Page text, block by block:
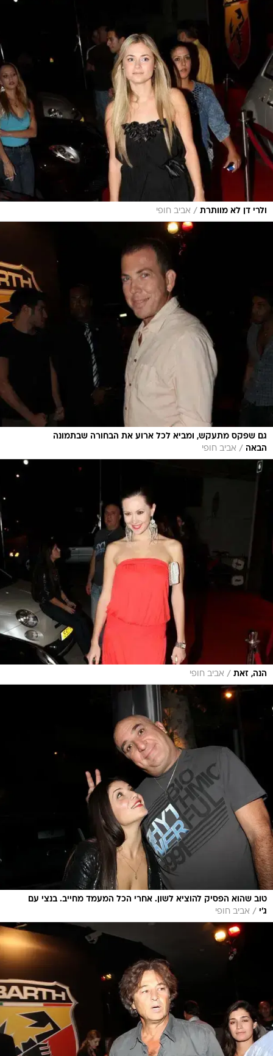
ולרי דן לא מוותרת / אביב חופי
גם שפקס מתעקש, ומביא לכל ארוע את הבחורה שבתמונה
הבאה / אביב חופי
הנה, זאת / אביב חופי
טוב שהוא הפסיק להוציא לשון. אחרי הכל המעמד מחייב. בנצי עם
ג'י / אביב חופי